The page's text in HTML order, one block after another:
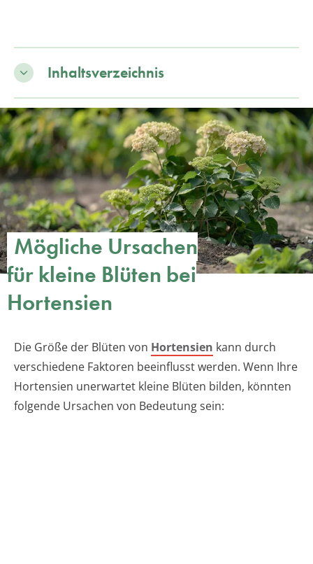
Inhaltsverzeichnis
Mögliche Ursachen
für kleine Blüten bei
Hortensien
Die Größe der Blüten von Hortensien kann durch
verschiedene Faktoren beeinflusst werden. Wenn Ihre
Hortensien unerwartet kleine Blüten bilden, könnten
folgende Ursachen von Bedeutung sein: